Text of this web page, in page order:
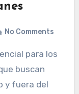
No Comments
buscan
y fuera del